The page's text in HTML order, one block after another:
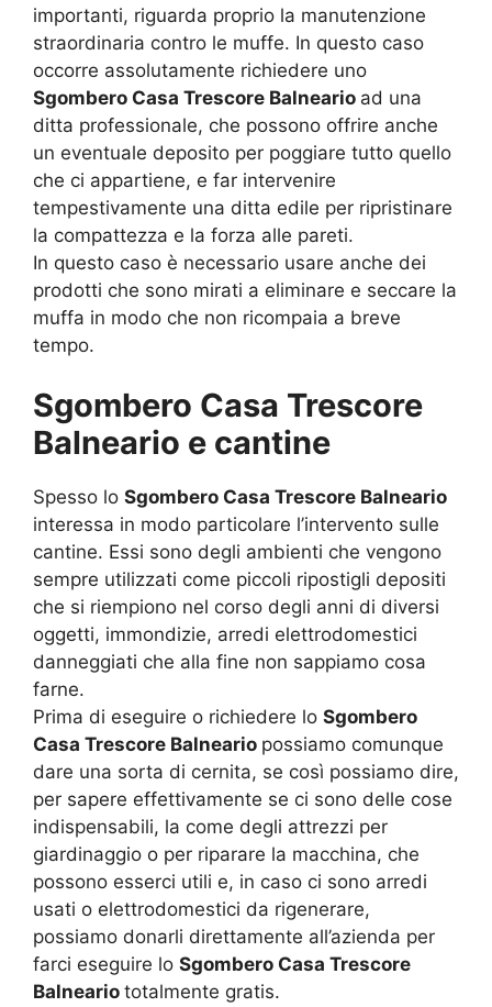
importanti, riguarda proprio la manutenzione
straordinaria contro le muffe. In questo caso
occorre assolutamente richiedere uno
Sgombero Casa Trescore Balneario ad una
ditta professionale, che possono offrire anche
un eventuale deposito per poggiare tutto quello
che ci appartiene, e far intervenire
tempestivamente una ditta edile per ripristinare
la compattezza e la forza alle pareti.
In questo caso è necessario usare anche dei
prodotti che sono mirati a eliminare e seccare la
muffa in modo che non ricompaia a breve
tempo.
Sgombero Casa Trescore
Balneario e cantine
Spesso lo Sgombero Casa Trescore Balneario
interessa in modo particolare l’intervento sulle
cantine. Essi sono degli ambienti che vengono
sempre utilizzati come piccoli ripostigli depositi
che si riempiono nel corso degli anni di diversi
oggetti, immondizie, arredi elettrodomestici
danneggiati che alla fine non sappiamo cosa
farne.
Prima di eseguire o richiedere lo Sgombero
Casa Trescore Balneario possiamo comunque
dare una sorta di cernita, se così possiamo dire,
per sapere effettivamente se ci sono delle cose
indispensabili, la come degli attrezzi per
giardinaggio o per riparare la macchina, che
possono esserci utili e, in caso ci sono arredi
usati o elettrodomestici da rigenerare,
possiamo donarli direttamente all’azienda per
farci eseguire lo Sgombero Casa Trescore
Balneario totalmente gratis.